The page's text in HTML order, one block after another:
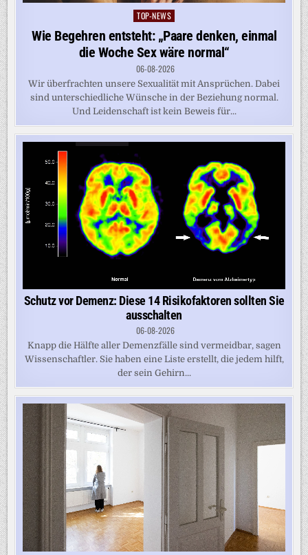
Posted
TOP-NEWS
Wie Begehren entsteht: „Paare denken, einmal
die Woche Sex wäre normal“
06-08-2026
Wir überfrachten unsere Sexualität mit Ansprüchen. Dabei
sind unterschiedliche Wünsche in der Beziehung normal.
Und Leidenschaft ist kein Beweis für...
Schutz vor Demenz: Diese 14 Risikofaktoren sollten Sie
ausschalten
06-08-2026
Knapp die Hälfte aller Demenzfälle sind vermeidbar, sagen
Wissenschaftler. Sie haben eine Liste erstellt, die jedem hilft,
der sein Gehirn...